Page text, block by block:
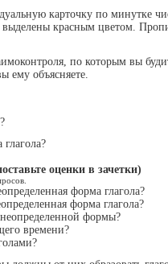
карточку по минутке
красным цветом.
по которым вы
ему объясняете.
оценки в зачетки)
форма глагола?
форма глагола?
формы?
времени?